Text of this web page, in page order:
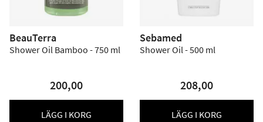
BeauTerra
Shower Oil Bamboo - 750 ml
200,00
LÄGG I KORG
Sebamed
Shower Oil - 500 ml
208,00
LÄGG I KORG